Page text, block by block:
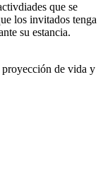
que se
los invitados tenga
su estancia.
de vida y